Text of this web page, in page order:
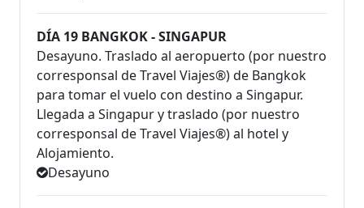
DÍA 19 BANGKOK - SINGAPUR
Desayuno. Traslado al aeropuerto (por nuestro
corresponsal de Travel Viajes®) de Bangkok
para tomar el vuelo con destino a Singapur.
Llegada a Singapur y traslado (por nuestro
corresponsal de Travel Viajes®) al hotel y
Alojamiento.
Desayuno